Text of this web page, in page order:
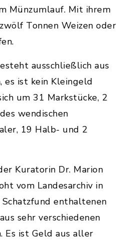
Münzumlauf. Mit ihrem
Tonnen Weizen oder
ausschließlich aus
es ist kein Kleingeld
um 31 Markstücke, 2
wendischen
19 Halb- und 2
Kuratorin Dr. Marion
vom Landesarchiv in
enthaltenen
sehr verschiedenen
Es ist Geld aus aller